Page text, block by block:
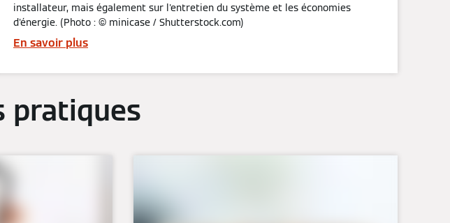
installateur, mais également sur l'entretien du système et les économies
d'énergie. (Photo : © minicase / Shutterstock.com)
En savoir plus
pratiques